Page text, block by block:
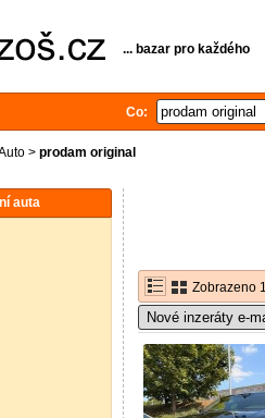
... bazar pro každého
Co:
> prodam original
auta
Zobrazeno
Nové inzeráty e-